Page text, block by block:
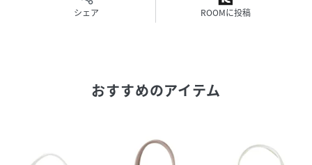
RY0801_0602544
シェア ROOMに投稿
おすすめのアイテム